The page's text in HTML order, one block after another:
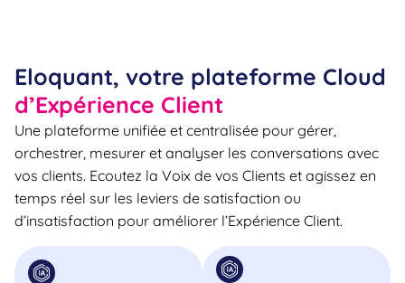
Eloquant, votre plateforme Cloud
d’Expérience Client
Une plateforme unifiée et centralisée pour gérer,
orchestrer, mesurer et analyser les conversations avec
vos clients. Ecoutez la Voix de vos Clients et agissez en
temps réel sur les leviers de satisfaction ou
d’insatisfaction pour améliorer l’Expérience Client.